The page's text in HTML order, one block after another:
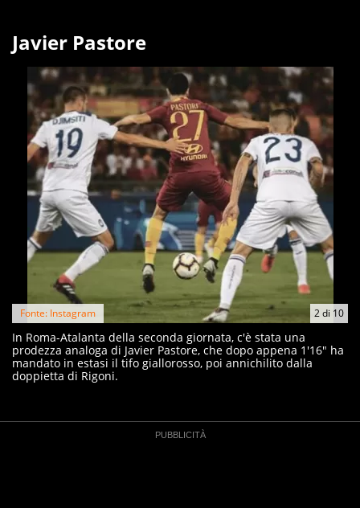
Javier Pastore
2di 10
Fonte: Instagram
In Roma-Atalanta della seconda giornata, c'è stata una
prodezza analoga di Javier Pastore, che dopo appena 1'16" ha
mandato in estasi il tifo giallorosso, poi annichilito dalla
doppietta di Rigoni.